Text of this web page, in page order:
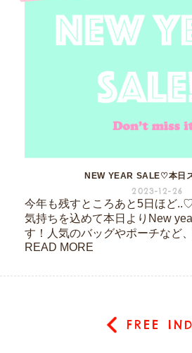
NEW YEAR SALE♡本日
2023-12-26
今年も残すところあと5日ほど
気持ちを込めて本日よりNew
す！人気のバッグやポーチなど
READ MORE
FREE